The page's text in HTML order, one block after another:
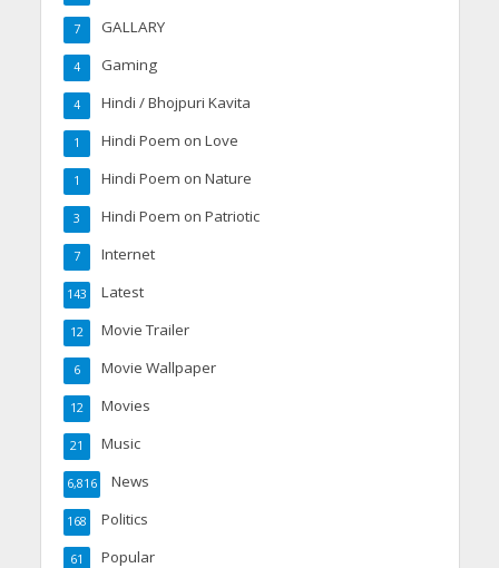
GALLARY
7
Gaming
4
Hindi / Bhojpuri Kavita
4
Hindi Poem on Love
1
Hindi Poem on Nature
1
Hindi Poem on Patriotic
3
Internet
7
Latest
143
Movie Trailer
12
Movie Wallpaper
6
Movies
12
Music
21
News
6,816
Politics
168
Popular
61